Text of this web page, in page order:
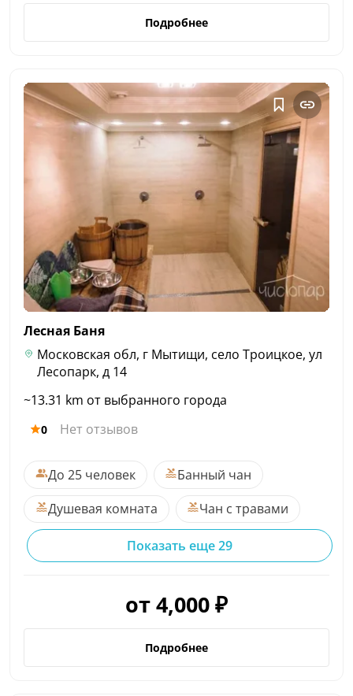
Подробнее
Лесная Баня
Московская обл, г Мытищи, село Троицкое, ул
Лесопарк, д 14
~13.31 km от выбранного города
0 Нет отзывов
До 25 человек
Банный чан
Душевая комната
Чан с травами
Показать еще 29
от 4,000 ₽
Подробнее